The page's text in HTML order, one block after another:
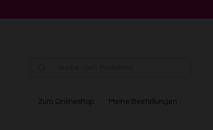
Zum Onlineshop Meine Bestellungen